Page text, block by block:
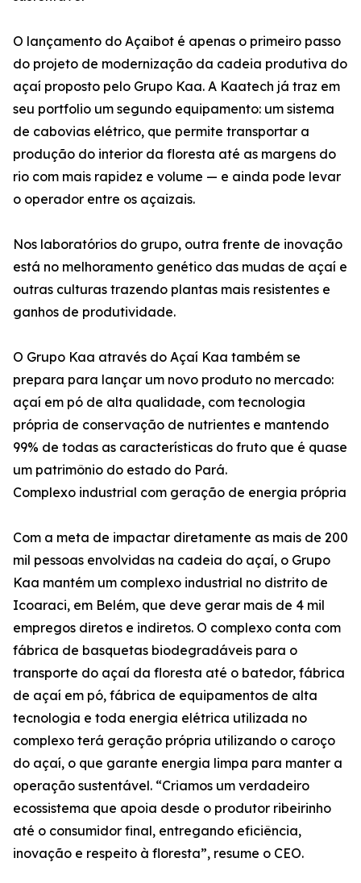
O lançamento do Açaibot é apenas o primeiro passo
do projeto de modernização da cadeia produtiva do
açaí proposto pelo Grupo Kaa. A Kaatech já traz em
seu portfolio um segundo equipamento: um sistema
de cabovias elétrico, que permite transportar a
produção do interior da floresta até as margens do
rio com mais rapidez e volume — e ainda pode levar
o operador entre os açaizais.
Nos laboratórios do grupo, outra frente de inovação
está no melhoramento genético das mudas de açaí e
outras culturas trazendo plantas mais resistentes e
ganhos de produtividade.
O Grupo Kaa através do Açaí Kaa também se
prepara para lançar um novo produto no mercado:
açaí em pó de alta qualidade, com tecnologia
própria de conservação de nutrientes e mantendo
99% de todas as características do fruto que é quase
um patrimônio do estado do Pará.
Complexo industrial com geração de energia própria
Com a meta de impactar diretamente as mais de 200
mil pessoas envolvidas na cadeia do açaí, o Grupo
Kaa mantém um complexo industrial no distrito de
Icoaraci, em Belém, que deve gerar mais de 4 mil
empregos diretos e indiretos. O complexo conta com
fábrica de basquetas biodegradáveis para o
transporte do açaí da floresta até o batedor, fábrica
de açaí em pó, fábrica de equipamentos de alta
tecnologia e toda energia elétrica utilizada no
complexo terá geração própria utilizando o caroço
do açaí, o que garante energia limpa para manter a
operação sustentável. “Criamos um verdadeiro
ecossistema que apoia desde o produtor ribeirinho
até o consumidor final, entregando eficiência,
inovação e respeito à floresta”, resume o CEO.